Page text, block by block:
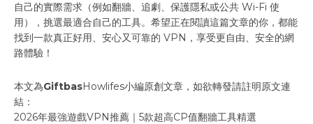
自己的實際需求（例如翻牆、追劇、保護隱私或公共 Wi-Fi 使
用），挑選最適合自己的工具。希望正在閱讀這篇文章的你，都能
找到一款真正好用、安心又可靠的 VPN，享受更自由、安全的網
路體驗！
本文為GiftbasHowlifes小編原創文章，如欲轉發請註明原文連
結：
2026年最強遊戲VPN推薦｜5款超高CP值翻牆工具精選